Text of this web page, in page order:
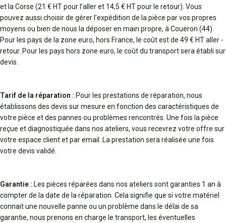
et la Corse (21 € HT pour l’aller et 14,5 € HT pour le retour). Vous
pouvez aussi choisir de gérer l’expédition de la pièce par vos propres
moyens ou bien de nous la déposer en main propre, à Couëron (44).
Pour les pays de la zone euro, hors France, le coût est de 49 € HT aller -
retour. Pour les pays hors zone euro, le coût du transport sera établi sur
devis.
Tarif de la réparation : Pour les prestations de réparation, nous
établissons des devis sur mesure en fonction des caractéristiques de
votre pièce et des pannes ou problèmes rencontrés. Une fois la pièce
reçue et diagnostiquée dans nos ateliers, vous recevrez votre offre sur
votre espace client et par email. La prestation sera réalisée une fois
votre devis validé.
Garantie : Les pièces réparées dans nos ateliers sont garanties 1 an à
compter de la date de la réparation. Cela signifie que si votre matériel
connait une nouvelle panne ou un problème dans le délai de sa
garantie, nous prenons en charge le transport, les éventuelles